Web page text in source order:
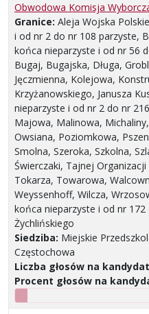
Obwodowa Komisja
Granice: Aleja Wojska
i od nr 2 do nr 108 parzyste,
końca nieparzyste i od nr 56
Bugaj, Bugajska, Długa,
Jęczmienna, Kolejowa,
Krzyżanowskiego, Janusza
nieparzyste i od nr 2 do nr
Majowa, Malinowa,
Owsiana, Poziomkowa,
Smolna, Szeroka, Szkolna,
Świerczaki, Tajnej
Tokarza, Towarowa,
Weyssenhoff, Wilcza,
końca nieparzyste i od nr
Żychlińskiego
Siedziba: Miejskie
Częstochowa
Liczba głosów na
Procent głosów na